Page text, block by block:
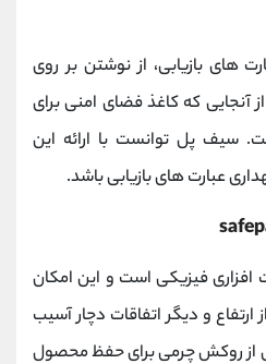
های بازیابی، از نوشتن بر روی
آنجایی که کاغذ فضای امنی برای
سیف پل توانست با ارائه این
عبارت های بازیابی باشد.
فیزیکی است و این امکان
ارتفاع و دیگر اتفاقات دچار آسیب
روکش چرمی برای حفظ محصول